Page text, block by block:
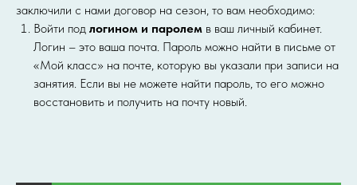
заключили с нами договор на сезон, то вам необходимо:
Войти под логином и паролем в ваш личный кабинет.
Логин – это ваша почта. Пароль можно найти в письме от
«Мой класс» на почте, которую вы указали при записи на
занятия. Если вы не можете найти пароль, то его можно
восстановить и получить на почту новый.